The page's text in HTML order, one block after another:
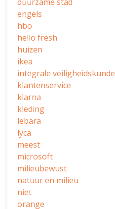
engels
hbo
hello fresh
huizen
ikea
integrale veiligheidskunde
klantenservice
klarna
kleding
lebara
lyca
meest
microsoft
milieubewust
natuur en milieu
niet
orange